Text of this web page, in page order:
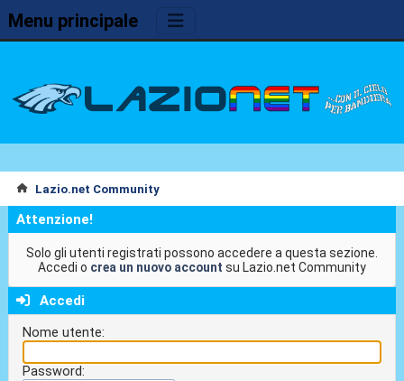
Menu principale
Lazio.net Community
Attenzione!
Solo gli utenti registrati possono accedere a questa sezione.
Accedi o crea un nuovo account su Lazio.net Community
Accedi
Nome utente:
Password: